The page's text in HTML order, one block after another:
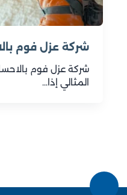
شركة عزل فوم
شركة عزل فوم
المثالي إذا…